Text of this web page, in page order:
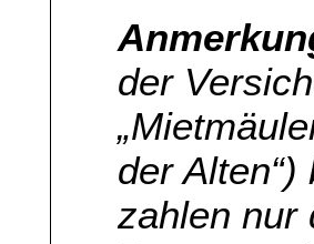
der
der
zahlen nur